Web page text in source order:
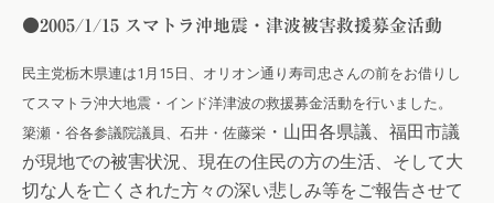
●2005/1/15 スマトラ沖地震・津波被害救援募金活動
民主党栃木県連は1月15日、オリオン通り寿司忠さんの前をお借りし
てスマトラ沖大地震・インド洋津波の救援募金活動を行いました。
簗瀬・谷各参議院議員、石井・佐藤栄 ・山田各県議、福田市議
が現地での被害状況、現在の住民の方の生活、そして大
切な人を亡くされた方々の深い悲しみ等をご報告させて